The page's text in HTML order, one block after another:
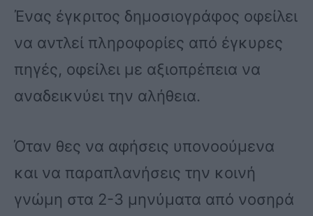
Ένας έγκριτος δημοσιογράφος οφείλει
να αντλεί πληροφορίες από έγκυρες
πηγές, οφείλει με αξιοπρέπεια να
αναδεικνύει την αλήθεια.
Όταν θες να αφήσεις υπονοούμενα
και να παραπλανήσεις την κοινή
γνώμη στα 2-3 μηνύματα από νοσηρά